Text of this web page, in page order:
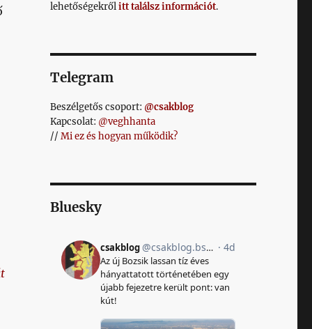
lehetőségekrőlitt találsz információt.
Telegram
Beszélgetős csoport: @csakblog
Kapcsolat: @veghhanta
// Mi ez és hogyan működik?
Bluesky